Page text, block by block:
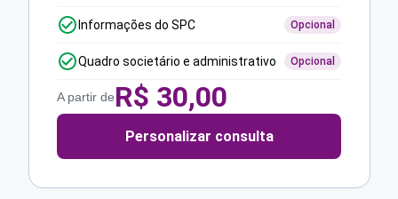
Informações do SPC Opcional
Quadro societário e administrativo Opcional
A partir deR$ 30,00
Personalizar consulta